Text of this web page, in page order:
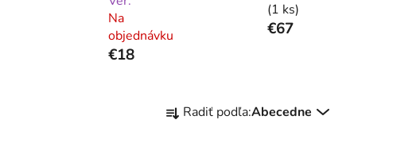
Na
objednávku
€18
(1 ks)
€67
a Radiť podľa:Abecedne